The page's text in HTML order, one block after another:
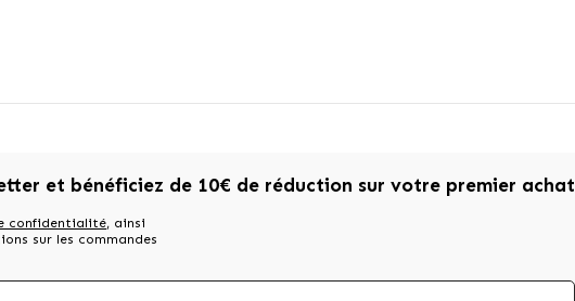
et bénéficiez de 10€ de réduction sur votre premier achat
confidentialité, ainsi
sur les commandes